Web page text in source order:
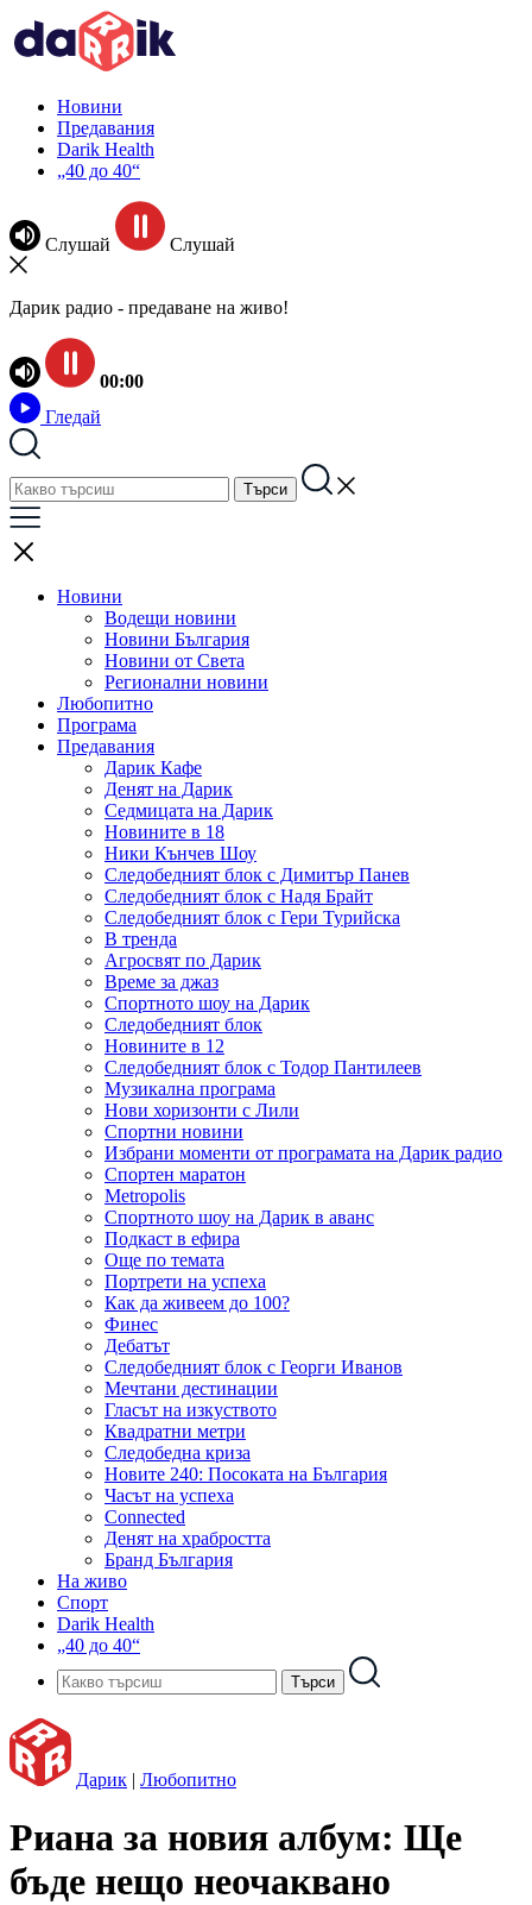
Новини
Предавания
Darik Health
„40 до 40“
Слушай Слушай
Дарик радио - предаване на живо!
00:00
Гледай
Новини
Водещи новини
Новини България
Новини от Света
Регионални новини
Любопитно
Програма
Предавания
Дарик Кафе
Денят на Дарик
Седмицата на Дарик
Новините в 18
Ники Кънчев Шоу
Следобедният блок с Димитър Панев
Следобедният блок с Надя Брайт
Следобедният блок с Гери Турийска
В тренда
Агросвят по Дарик
Време за джаз
Спортното шоу на Дарик
Следобедният блок
Новините в 12
Следобедният блок с Тодор Пантилеев
Музикална програма
Нови хоризонти с Лили
Спортни новини
Избрани моменти от програмата на Дарик радио
Спортен маратон
Metropolis
Спортното шоу на Дарик в аванс
Подкаст в ефира
Още по темата
Портрети на успеха
Как да живеем до 100?
Финес
Дебатът
Следобедният блок с Георги Иванов
Мечтани дестинации
Гласът на изкуството
Квадратни метри
Следобедна криза
Новите 240: Посоката на България
Часът на успеха
Connected
Денят на храбростта
Бранд България
На живо
Спорт
Darik Health
„40 до 40“
Дарик | Любопитно
Риана за новия албум: Ще
бъде нещо неочаквано